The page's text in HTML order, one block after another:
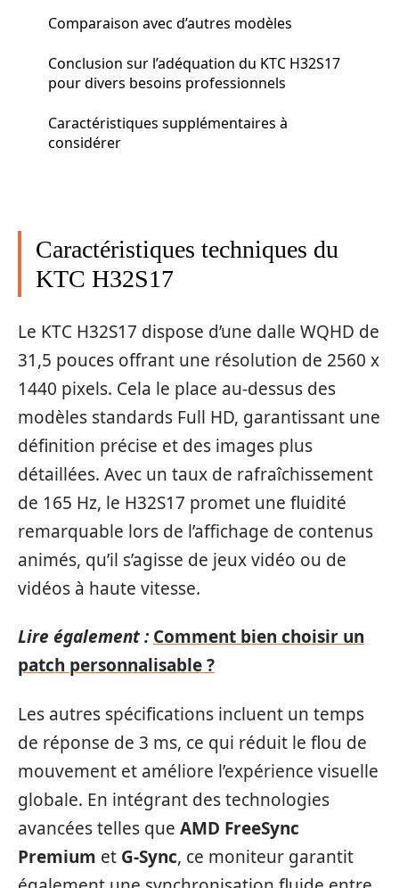
Comparaison avec d’autres modèles
Conclusion sur l’adéquation du KTC H32S17
pour divers besoins professionnels
Caractéristiques supplémentaires à
considérer
Caractéristiques techniques du
KTC H32S17
Le KTC H32S17 dispose d’une dalle WQHD de
31,5 pouces offrant une résolution de 2560 x
1440 pixels. Cela le place au-dessus des
modèles standards Full HD, garantissant une
définition précise et des images plus
détaillées. Avec un taux de rafraîchissement
de 165 Hz, le H32S17 promet une fluidité
remarquable lors de l’affichage de contenus
animés, qu’il s’agisse de jeux vidéo ou de
vidéos à haute vitesse.
Lire également : Comment bien choisir un
patch personnalisable ?
Les autres spécifications incluent un temps
de réponse de 3 ms, ce qui réduit le flou de
mouvement et améliore l’expérience visuelle
globale. En intégrant des technologies
avancées telles que AMD FreeSync
Premium et G-Sync, ce moniteur garantit